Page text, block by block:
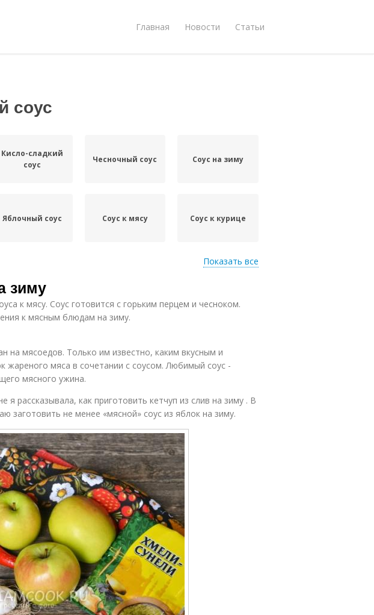
Главная Новости Статьи
соус
Кисло-сладкий
соус
Чесночный соус Соус на зиму
Яблочный соус Соус к мясу Соус к курице
Показать все
зиму
к мясу. Соус готовится с горьким перцем и чесноком.
к мясным блюдам на зиму.
на мясоедов. Только им известно, каким вкусным и
жареного мяса в сочетании с соусом. Любимый соус -
мясного ужина.
я рассказывала, как приготовить кетчуп из слив на зиму . В
заготовить не менее «мясной» соус из яблок на зиму.